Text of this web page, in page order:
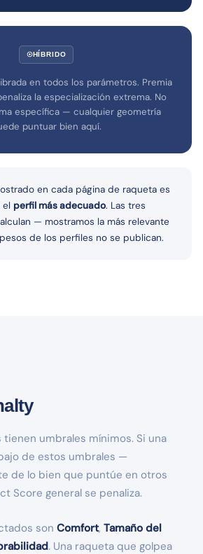
HÍBRIDO
en todos los parámetros. Premia
la especialización extrema. No
específica — cualquier geometría
puntuar bien aquí.
en cada página de raqueta es
el perfil más adecuado. Las tres
— mostramos la más relevante
de los perfiles no se publican.
umbrales mínimos. Si una
de estos umbrales —
de lo bien que puntúe en otros
Score general se penaliza.
son Comfort, Tamaño del
. Una raqueta que golpea